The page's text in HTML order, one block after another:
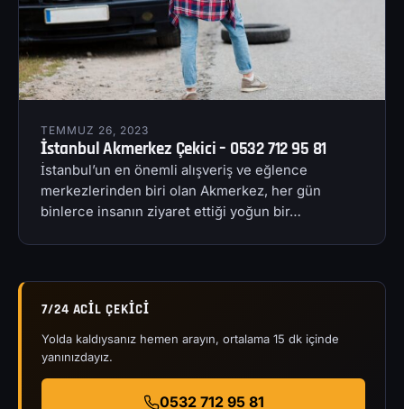
TEMMUZ 26, 2023
İstanbul Akmerkez Çekici – 0532 712 95 81
İstanbul’un en önemli alışveriş ve eğlence
merkezlerinden biri olan Akmerkez, her gün
binlerce insanın ziyaret ettiği yoğun bir…
7/24 ACIL ÇEKICI
Yolda kaldıysanız hemen arayın, ortalama 15 dk içinde
yanınızdayız.
0532 712 95 81